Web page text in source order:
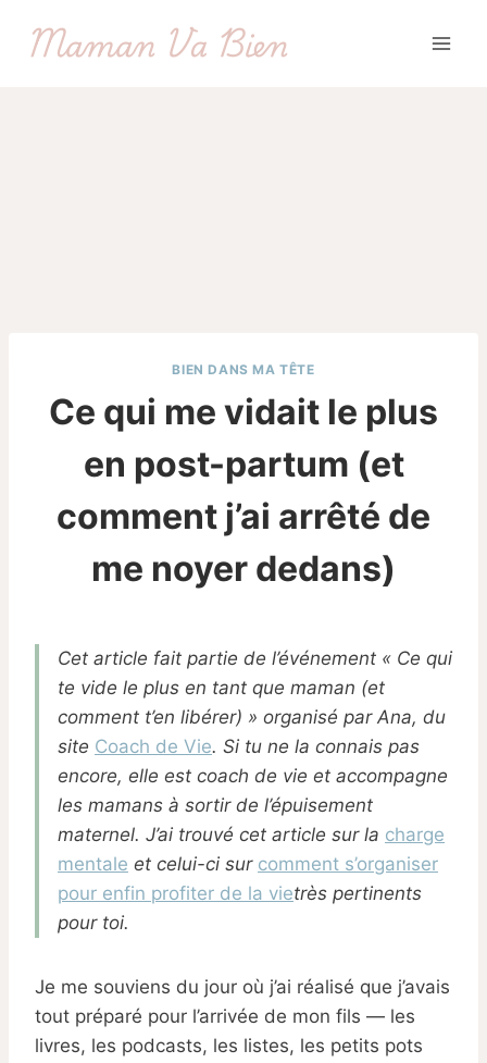
Maman Va Bien
BIEN DANS MA TÊTE
Ce qui me vidait le plus
en post-partum (et
comment j’ai arrêté de
me noyer dedans)
Cet article fait partie de l’événement « Ce qui
te vide le plus en tant que maman (et
comment t’en libérer) » organisé par Ana, du
site Coach de Vie. Si tu ne la connais pas
encore, elle est coach de vie et accompagne
les mamans à sortir de l’épuisement
maternel. J’ai trouvé cet article sur la charge
mentale et celui-ci sur comment s’organiser
pour enfin profiter de la vietrès pertinents
pour toi.
Je me souviens du jour où j’ai réalisé que j’avais
tout préparé pour l’arrivée de mon fils — les
livres, les podcasts, les listes, les petits pots